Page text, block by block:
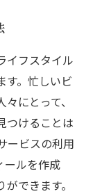
イフスタイル
す。忙しいビ
にとって、
つけることは
ービスの利用
ールを作成
できます。